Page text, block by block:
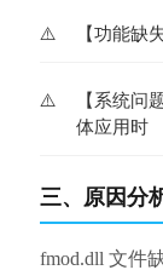
【功能缺
【系统问
体应用时
三、原因分
fmod.dll 文件